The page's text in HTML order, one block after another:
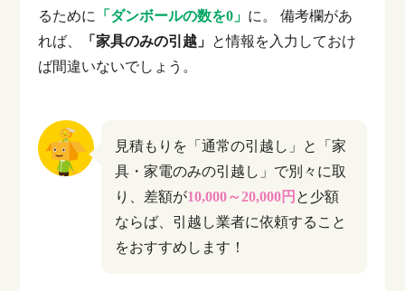
るために 「ダンボールの数を0」 に。
備考欄があ
れば、
「家具のみの引越」 と情報を入力しておけ
ば間違いないでしょう。
見積もりを「通常の引越し」と「家
具・家電のみの引越し」で別々に取
り、差額が10,000～20,000円 と少額
ならば、引越し業者に依頼すること
をおすすめします！